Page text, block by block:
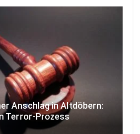
Anschlag in Altdöbern:
Terror-Prozess